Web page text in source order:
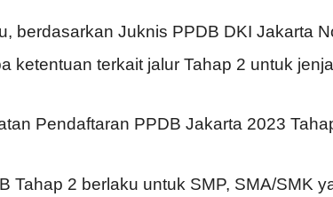
berdasarkan Juknis PPDB DKI Jakarta
ketentuan terkait jalur Tahap 2 untuk
Pendaftaran PPDB Jakarta 2023
Tahap 2 berlaku untuk SMP, SMA/SMK